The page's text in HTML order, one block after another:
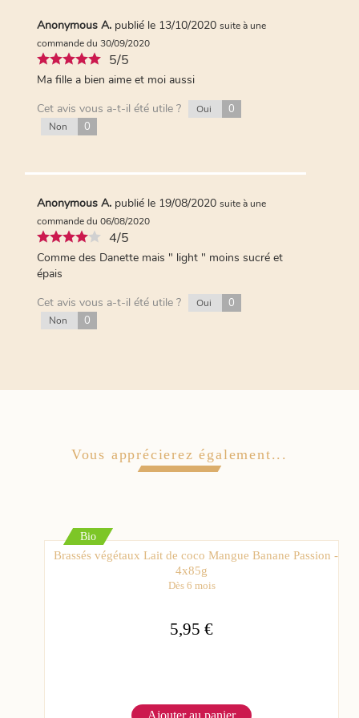
Anonymous A. publié le 13/10/2020 suite à une
commande du 30/09/2020
5/5
Ma fille a bien aime et moi aussi
Cet avis vous a-t-il été utile ?
Oui 0
Non 0
Anonymous A. publié le 19/08/2020 suite à une
commande du 06/08/2020
4/5
Comme des Danette mais " light " moins sucré et
épais
Cet avis vous a-t-il été utile ?
Oui 0
Non 0
Vous apprécierez également...
Bio
Brassés végétaux Lait de coco Mangue Banane Passion -
4x85g
Dès 6 mois
5,95 €